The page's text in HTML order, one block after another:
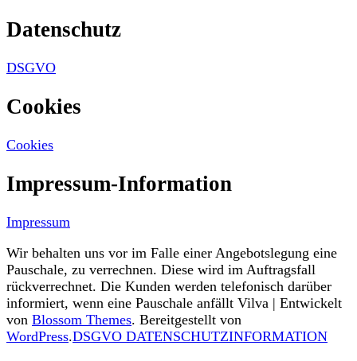
Datenschutz
DSGVO
Cookies
Cookies
Impressum-Information
Impressum
Wir behalten uns vor im Falle einer Angebotslegung eine
Pauschale, zu verrechnen. Diese wird im Auftragsfall
rückverrechnet. Die Kunden werden telefonisch darüber
informiert, wenn eine Pauschale anfällt Vilva | Entwickelt
von Blossom Themes. Bereitgestellt von
WordPress.DSGVO DATENSCHUTZINFORMATION